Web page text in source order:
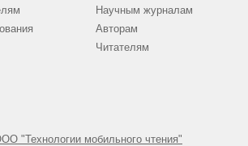
"Технологии мобильного чтения"
Научным журналам
Авторам
Читателям